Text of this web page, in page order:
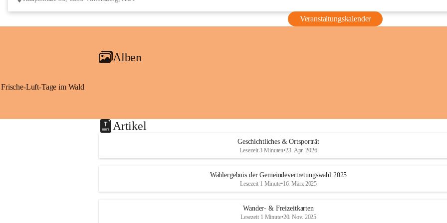
Veranstaltungskalender
Alben
Frische-Luft-Tage im Wald
Artikel
Geschichtliches & Ortsporträt
Lesezeit 3 Minuten•23. Apr. 2026
Wahlergebnis der Gemeindevertretungswahl 2025
Lesezeit 1 Minute•16. März 2025
Wander- & Freizeitkarten
Lesezeit 1 Minute•20. Nov. 2025